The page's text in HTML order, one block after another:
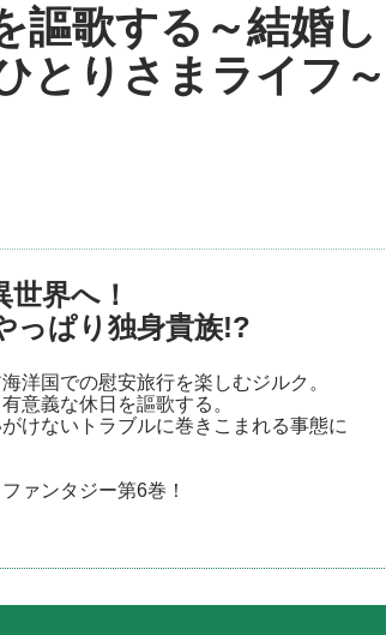
謳歌する～結婚し
とりさまライフ～
界へ！
ぱり独身貴族!?
洋国での慰安旅行を楽しむジルク。
意義な休日を謳歌する。
けないトラブルに巻きこまれる事態に
ァンタジー第6巻！